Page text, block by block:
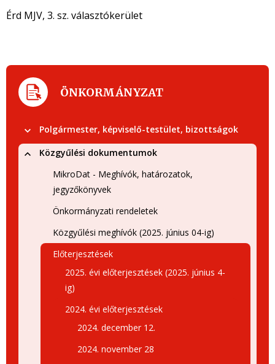
Érd MJV, 3. sz. választókerület
ÖNKORMÁNYZAT
Polgármester, képviselő-testület, bizottságok
Közgyűlési dokumentumok
MikroDat - Meghívók, határozatok,
jegyzőkönyvek
Önkormányzati rendeletek
Közgyűlési meghívók (2025. június 04-ig)
Előterjesztések
2025. évi előterjesztések (2025. június 4-
ig)
2024. évi előterjesztések
2024. december 12.
2024. november 28